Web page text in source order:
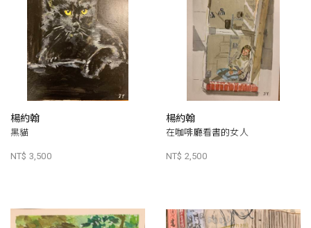
楊約翰
黑貓
NT$ 3,500
楊約翰
在咖啡廳看書的女人
NT$ 2,500